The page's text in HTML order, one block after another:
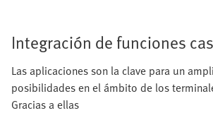
Integración de funciones
Las aplicaciones son la clave para un
posibilidades en el ámbito de los
Gracias a ellas